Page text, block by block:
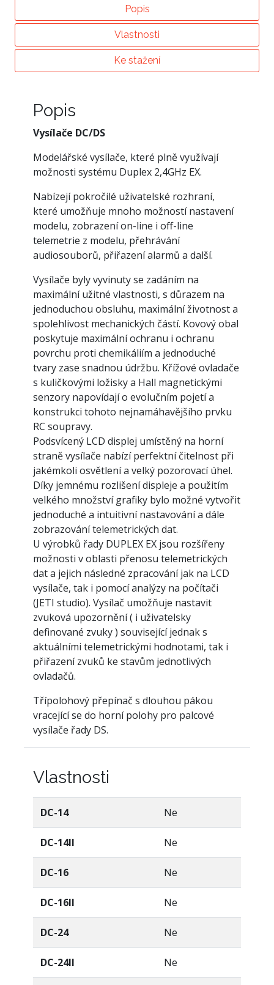
Popis
Vlastnosti
Ke stažení
Popis
Vysílače DC/DS
Modelářské vysílače, které plně využívají
možnosti systému Duplex 2,4GHz EX.
Nabízejí pokročilé uživatelské rozhraní,
které umožňuje mnoho možností nastavení
modelu, zobrazení on-line i off-line
telemetrie z modelu, přehrávání
audiosouborů, přiřazení alarmů a další.
Vysílače byly vyvinuty se zadáním na
maximální užitné vlastnosti, s důrazem na
jednoduchou obsluhu, maximální životnost a
spolehlivost mechanických částí. Kovový obal
poskytuje maximální ochranu i ochranu
povrchu proti chemikáliím a jednoduché
tvary zase snadnou údržbu. Křížové ovladače
s kuličkovými ložisky a Hall magnetickými
senzory napovídají o evolučním pojetí a
konstrukci tohoto nejnamáhavějšího prvku
RC soupravy.
Podsvícený LCD displej umístěný na horní
straně vysílače nabízí perfektní čitelnost při
jakémkoli osvětlení a velký pozorovací úhel.
Díky jemnému rozlišení displeje a použitím
velkého množství grafiky bylo možné vytvořit
jednoduché a intuitivní nastavování a dále
zobrazování telemetrických dat.
U výrobků řady DUPLEX EX jsou rozšířeny
možnosti v oblasti přenosu telemetrických
dat a jejich následné zpracování jak na LCD
vysílače, tak i pomocí analýzy na počítači
(JETI studio). Vysílač umožňuje nastavit
zvuková upozornění ( i uživatelsky
definované zvuky ) související jednak s
aktuálními telemetrickými hodnotami, tak i
přiřazení zvuků ke stavům jednotlivých
ovladačů.
Třípolohový přepínač s dlouhou pákou
vracející se do horní polohy pro palcové
vysílače řady DS.
Vlastnosti
DC-14 Ne
DC-14II Ne
DC-16 Ne
DC-16II Ne
DC-24 Ne
DC-24II Ne